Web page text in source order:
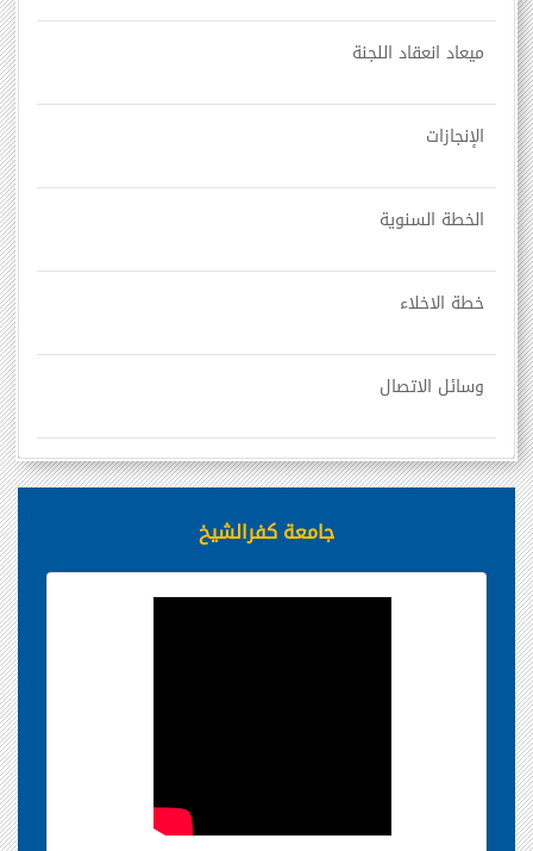
ميعاد انعقاد اللجنة
الإنجازات
الخطة السنوية
خطة الاخلاء
وسائل الاتصال
جامعة كفرالشيخ